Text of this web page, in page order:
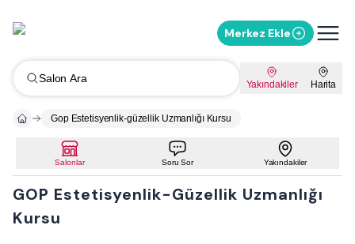
Merkez Ekle
Salon Ara Yakındakiler Harita
Gop Estetisyenlik-güzellik Uzmanlığı Kursu
Salonlar Soru Sor Yakındakiler
GOP Estetisyenlik-Güzellik Uzmanlığı
Kursu